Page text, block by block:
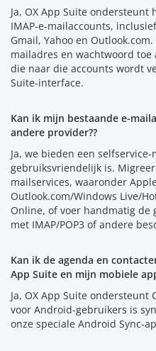
Ja, OX App Suite
IMAP-e-mailaccounts,
Gmail, Yahoo en
mailadres en wachtwoord toe
die naar die accounts wordt
Suite-interface.
Kan ik mijn bestaande e-
andere provider??
Ja, we bieden een
gebruiksvriendelijk is.
mailservices, waaronder
Outlook.com/Windows Live/
Online, of voer handmatig de
met IMAP/POP3 of andere
Kan ik de agenda en
App Suite en mijn mobiele
Ja, OX App Suite ondersteunt
voor Android-gebruikers is
onze speciale Android Sync-